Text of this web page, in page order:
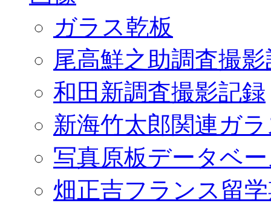
ガラス乾板
尾高鮮之助調査撮
和田新調査撮影記録
新海竹太郎関連ガ
写真原板データベ
畑正吉フランス留